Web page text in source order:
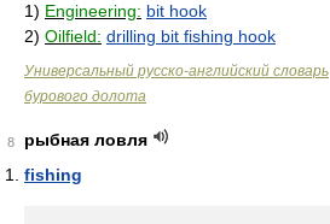
1) Engineering: bit hook
2) Oilfield: drilling bit fishing hook
Универсальный русско-английский словарь
бурового долота
8
рыбная ловля
fishing